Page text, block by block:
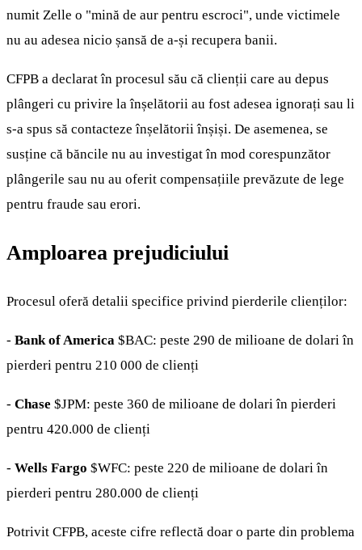
numit Zelle o "mină de aur pentru escroci", unde victimele
nu au adesea nicio șansă de a-și recupera banii.
CFPB a declarat în procesul său că clienții care au depus
plângeri cu privire la înșelătorii au fost adesea ignorați sau li
s-a spus să contacteze înșelătorii înșiși. De asemenea, se
susține că băncile nu au investigat în mod corespunzător
plângerile sau nu au oferit compensațiile prevăzute de lege
pentru fraude sau erori.
Amploarea prejudiciului
Procesul oferă detalii specifice privind pierderile clienților:
- Bank of America $BAC: peste 290 de milioane de dolari în
pierderi pentru 210 000 de clienți
- Chase $JPM: peste 360 de milioane de dolari în pierderi
pentru 420.000 de clienți
- Wells Fargo $WFC: peste 220 de milioane de dolari în
pierderi pentru 280.000 de clienți
Potrivit CFPB, aceste cifre reflectă doar o parte din problema